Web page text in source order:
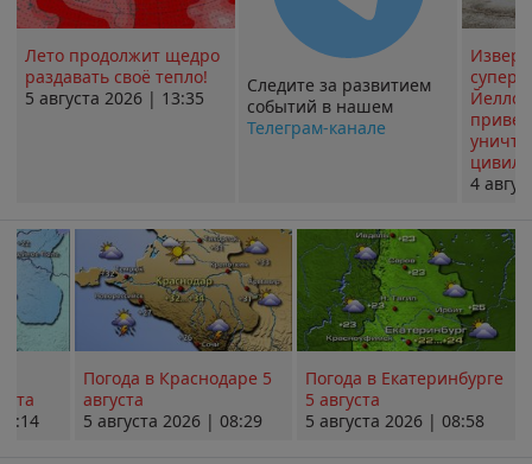
Лето продолжит щедро
раздавать своё тепло!
5 августа 2026 | 13:35
Следите за развитием
событий в нашем
Телеграм-канале
4
Погода в Краснодаре 5
августа
5 августа 2026 | 08:29
Погода в Екатеринбурге
5 августа
5 августа 2026 | 08:58